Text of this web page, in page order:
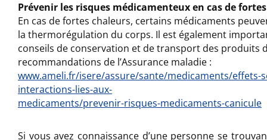
Prévenir les risques médicamenteux en cas de
En cas defortes chaleurs, certains médicaments
la thermorégulation du corps. Il est également
conseils de conservation et de transport des produits
recommandations de l’Assurance maladie :
www.ameli.fr/isere/assure/sante/medicaments/effets-
interactions-lies-aux-
medicaments/prevenir-risques-medicaments-canicule
Si vous avez connaissance d’une personne se